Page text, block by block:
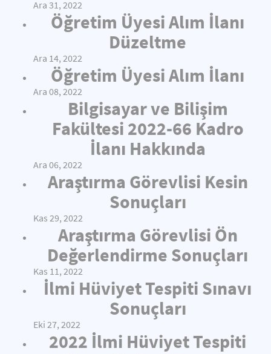
Ara 31, 2022
Öğretim Üyesi Alım İlanı
Düzeltme
Ara 14, 2022
Öğretim Üyesi Alım İlanı
Ara 08, 2022
Bilgisayar ve Bilişim
Fakültesi 2022-66 Kadro
İlanı Hakkında
Ara 06, 2022
Araştırma Görevlisi Kesin
Sonuçları
Kas 29, 2022
Araştırma Görevlisi Ön
Değerlendirme Sonuçları
Kas 11, 2022
İlmi Hüviyet Tespiti Sınavı
Sonuçları
Eki 27, 2022
2022 İlmi Hüviyet Tespiti